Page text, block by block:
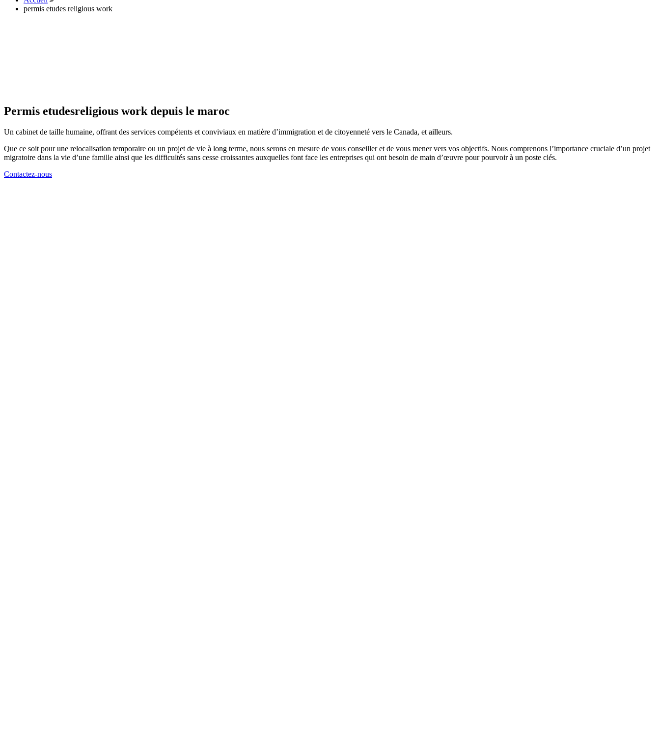
permis etudes religious work
Permis etudesreligious work depuis le maroc
Un cabinet de taille humaine, offrant des services compétents et conviviaux en matière d’immigration et de citoyenneté vers le Canada, et ailleurs.
Que ce soit pour une relocalisation temporaire ou un projet de vie à long terme, nous serons en mesure de vous conseiller et de vous mener vers vos objectifs. Nous comprenons l’importance cruciale d’un projet
migratoire dans la vie d’une famille ainsi que les difficultés sans cesse croissantes auxquelles font face les entreprises qui ont besoin de main d’œuvre pour pourvoir à un poste clés.
Contactez-nous